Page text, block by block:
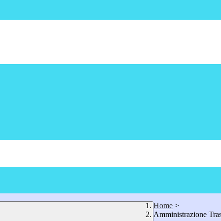
Home >
Amministrazione